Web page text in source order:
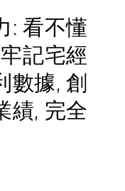
: 看不懂
記宅經
數據, 創
績, 完全